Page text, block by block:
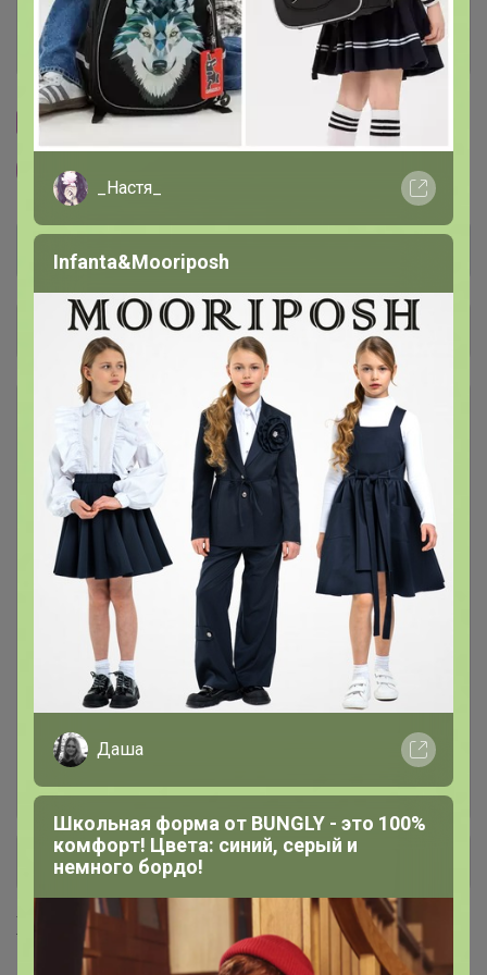
Общий каталог
Бальзамы Крымский Травник
Безалкогольные бальзамы
Бишофит 17
Зубные пасты, щетки,
ополаскиватели
Концентрат полифенолов
6
Кремы с маклюрой для тела 7
+ Ещё 6 каталогов
История проведённых выкупов
Cтраничка организатора
Другие СП организатора СЧАСТЬЕ
Хиты продаж
_Настя_
Infanta&Mooriposh
Даша
Школьная форма от BUNGLY - это 100%
комфорт! Цвета: синий, серый и
немного бордо!